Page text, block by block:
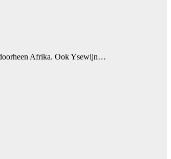
Afrika. Ook Ysewijn…